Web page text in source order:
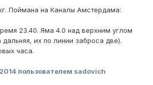
Поймана на Каналы Амстердама:
23.40. Яма 4.0 над верхним углом
их по линии заброса две).
часа.
пользователем sadovich